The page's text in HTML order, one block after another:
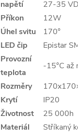
napětí
27-35
Příkon
12W
Úhel svitu
170°
LED čip
Epistar
Provozní
teplota
-15°C až
Rozměry
Krytí
IP20
Životnost
25 000h
Materiál
Stříkaný